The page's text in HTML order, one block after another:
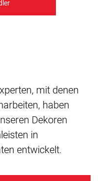
mit denen
haben
Dekoren
in
entwickelt.